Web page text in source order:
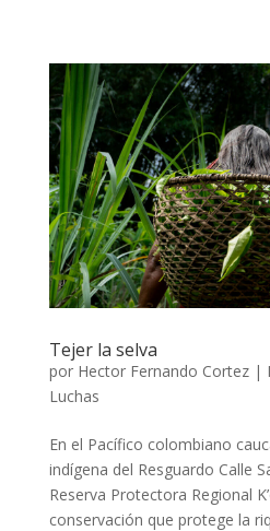
Tejer la selva
por Hector Fernando Cortez|
Luchas
En el Pacífico colombiano
indígena del Resguardo Calle
Reserva Protectora Regional
conservación que protege la